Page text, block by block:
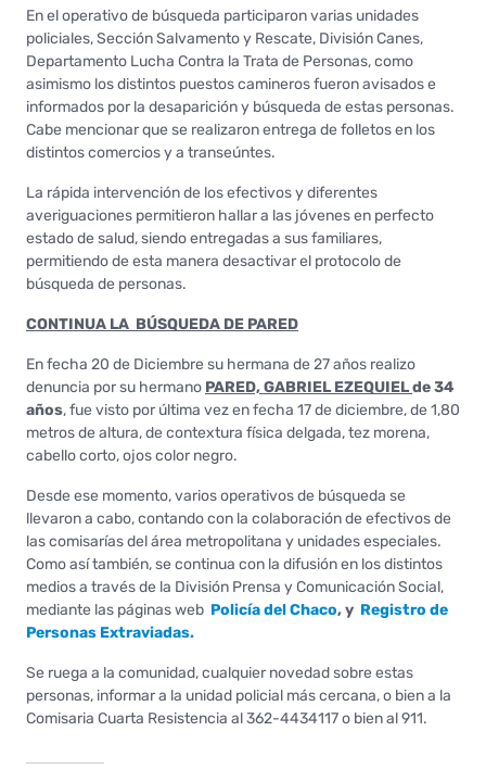
En el operativo de búsqueda participaron varias unidades
policiales, Sección Salvamento y Rescate, División Canes,
Departamento Lucha Contra la Trata de Personas, como
asimismo los distintos puestos camineros fueron avisados e
informados por la desaparición y búsqueda de estas personas.
Cabe mencionar que se realizaron entrega de folletos en los
distintos comercios y a transeúntes.
La rápida intervención de los efectivos y diferentes
averiguaciones permitieron hallar a las jóvenes en perfecto
estado de salud, siendo entregadas a sus familiares,
permitiendo de esta manera desactivar el protocolo de
búsqueda de personas.
CONTINUA LA BÚSQUEDA DE PARED
En fecha 20 de Diciembre su hermana de 27 años realizo
denuncia por su hermano PARED, GABRIEL EZEQUIELde 34
años, fue visto por última vez en fecha 17 de diciembre, de 1,80
metros de altura, de contextura física delgada, tez morena,
cabello corto, ojos color negro.
Desde ese momento, varios operativos de búsqueda se
llevaron a cabo, contando con la colaboración de efectivos de
las comisarías del área metropolitana y unidades especiales.
Como así también, se continua con la difusión en los distintos
medios a través de la División Prensa y Comunicación Social,
mediante las páginas web Policía del Chaco, y Registro de
Personas Extraviadas.
Se ruega a la comunidad, cualquier novedad sobre estas
personas, informar a la unidad policial más cercana, o bien a la
Comisaria Cuarta Resistencia al 362-4434117 o bien al 911.